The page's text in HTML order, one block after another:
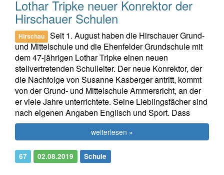
Lothar Tripke neuer Konrektor der
Hirschauer Schulen
Hirschau
Seit 1. August haben die Hirschauer Grund-
und Mittelschule und die Ehenfelder Grundschule mit
dem 47-jährigen Lothar Tripke einen neuen
stellvertretenden Schulleiter. Der neue Konrektor, der
die Nachfolge von Susanne Kasberger antritt, kommt
von der Grund- und Mittelschule Ammersricht, an der
er viele Jahre unterrichtete. Seine Lieblingsfächer sind
nach eigenen Angaben Englisch und Sport. Dass
weiterlesen »
67 02.08.2019 Schule